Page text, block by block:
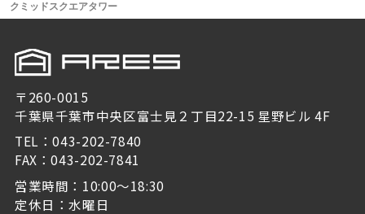
クミッドスクエアタワー
〒260-0015
千葉県千葉市中央区富士見２丁目22-15 星野ビル 4F
TEL：043-202-7840
FAX：043-202-7841
営業時間：10:00～18:30
定休日：水曜日